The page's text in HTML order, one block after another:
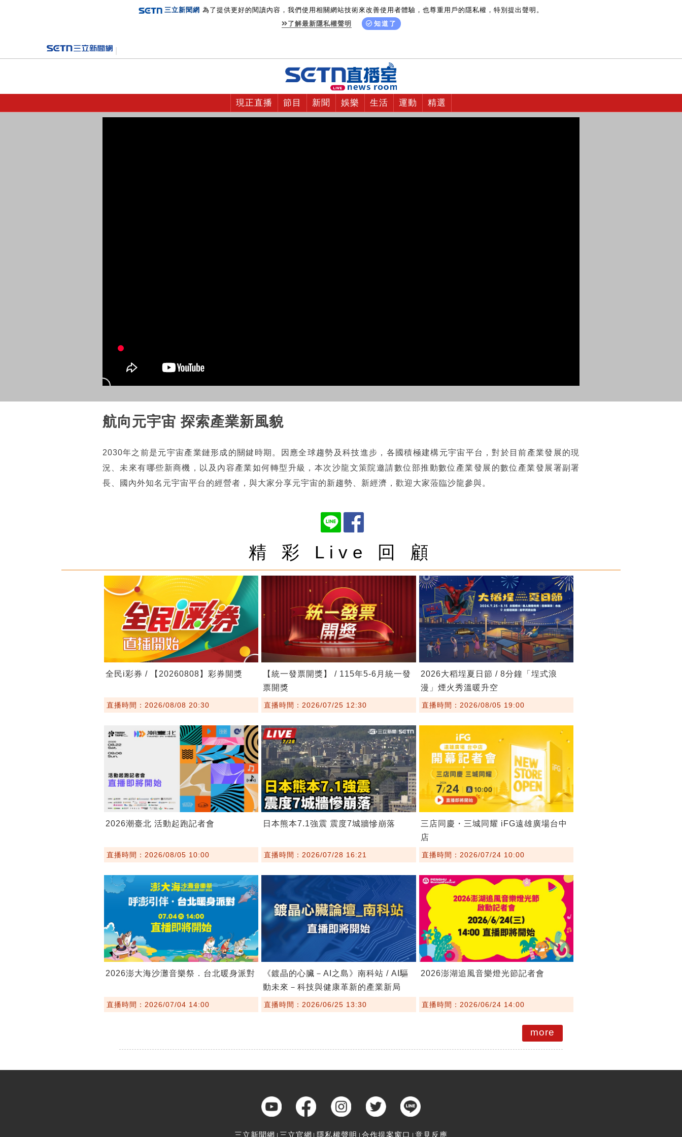
三立新聞網 為了提供更好的閱讀內容，我們使用相關網站技術來改善使用者體驗，也尊重用戶的隱私權，特別提出聲明。
了解最新隱私權聲明
知道了
現正直播 節目 新聞 娛樂 生活 運動 精選
航向元宇宙 探索產業新風貌
2030年之前是元宇宙產業鏈形成的關鍵時期。因應全球趨勢及科技進步，各國積極建構元宇宙平台，對於目前產業發展的現
況、未來有哪些新商機，以及內容產業如何轉型升級，本次沙龍文策院邀請數位部推動數位產業發展的數位產業發展署副署
長、國內外知名元宇宙平台的經營者，與大家分享元宇宙的新趨勢、新經濟，歡迎大家蒞臨沙龍參與。
精 彩 Live 回 顧
全民i彩券 / 【20260808】彩券開獎
直播時間：2026/08/08 20:30
【統一發票開獎】 / 115年5-6月統一發
票開獎
直播時間：2026/07/25 12:30
2026大稻埕夏日節 / 8分鐘「埕式浪
漫」煙火秀溫暖升空
直播時間：2026/08/05 19:00
2026潮臺北 活動起跑記者會
直播時間：2026/08/05 10:00
日本熊本7.1強震 震度7城牆慘崩落
直播時間：2026/07/28 16:21
三店同慶・三城同耀 iFG遠雄廣場台中
店
直播時間：2026/07/24 10:00
2026澎大海沙灘音樂祭．台北暖身派對
直播時間：2026/07/04 14:00
《鍍晶的心臟－AI之島》南科站 / AI驅
動未來－科技與健康革新的產業新局
直播時間：2026/06/25 13:30
2026澎湖追風音樂燈光節記者會
直播時間：2026/06/24 14:00
more
三立新聞網 三立官網 隱私權聲明 合作提案窗口 意見反應